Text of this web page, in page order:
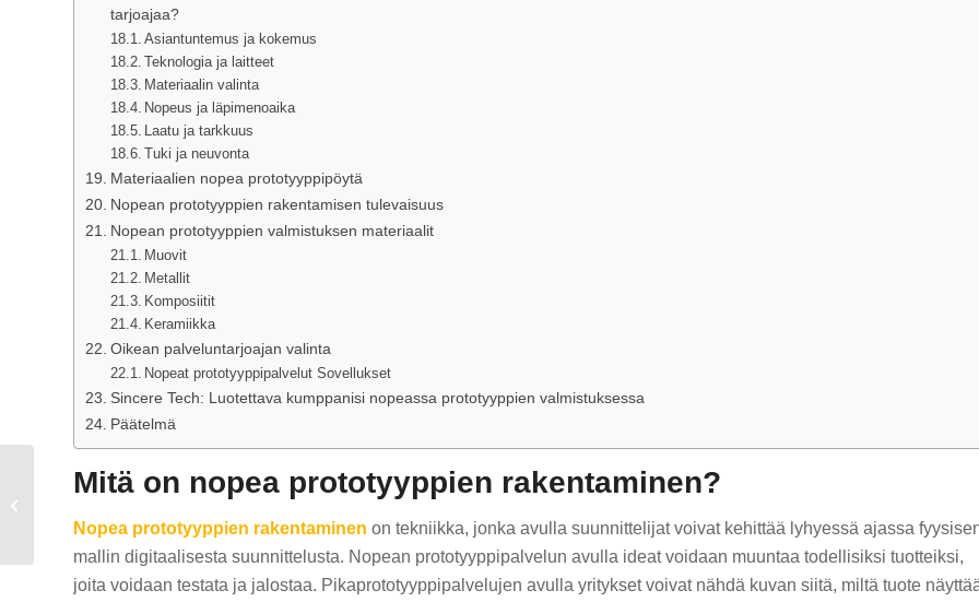
tarjoajaa?
Asiantuntemus ja kokemus
Teknologia ja laitteet
Materiaalin valinta
Nopeus ja läpimenoaika
Laatu ja tarkkuus
Tuki ja neuvonta
Materiaalien nopea prototyyppipöytä
Nopean prototyyppien rakentamisen tulevaisuus
Nopean prototyyppien valmistuksen materiaalit
Muovit
Metallit
Komposiitit
Keramiikka
Oikean palveluntarjoajan valinta
Nopeat prototyyppipalvelut Sovellukset
Sincere Tech: Luotettava kumppanisi nopeassa prototyyppien valmistuksessa
Päätelmä
Mitä on nopea prototyyppien rakentaminen?
Nopea prototyyppien rakentaminen on tekniikka, jonka avulla suunnittelijat voivat kehittää lyhyessä ajassa
mallin digitaalisesta suunnittelusta. Nopean prototyyppipalvelun avulla ideat voidaan muuntaa todellisiksi tuotteiksi,
joita voidaan testata ja jalostaa. Pikaprototyyppipalvelujen avulla yritykset voivat nähdä kuvan siitä, miltä tuote
Mikä on ylivalu?Kaikki